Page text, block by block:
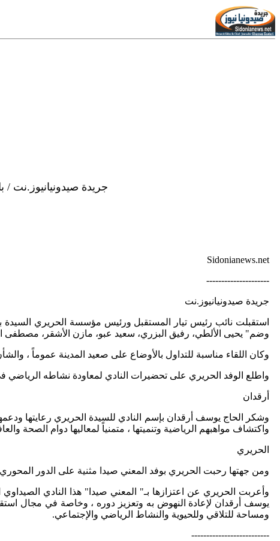
جريدة صيدونيانيوز.نت /
Sidonianews.net
---------------------
جريدة صيدونيانيوز.نت
استقبلت نائب رئيس تيار المستقبل ورئيس مؤسسة الحريري السيدة
وضم" يحيى الألطي، رفيق البزري، سعيد عبو، مازن الأشقر،
وكان اللقاء مناسبة للتداول بالأوضاع على صعيد المدينة عموماً ،
واطلع الوفد الحريري على تحضيرات النادي لمعاودة نشاطه الرياضي
أرقدان
وشكر الحاج يوسف أرقدان بإسم النادي للسيدة الحريري رعايتها
واكتشاف مواهبهم الرياضية وتنميتها ، متمنياً لمعاليها دوام الصحة
الحريري
ومن جهتها رحبت الحريري بوفد المعني صيدا مثنية على الدور
وأعربت الحريري عن اعتزازها بـ" المعني صيدا" هذا النادي الصيداوي
يوسف أرقدان لإعادة النهوض به وتعزيز دوره ، وخاصة في مجال
ومساحة للتلاقي وللحيوية والنشاط الرياضي والإجتماعي.
--------------------------